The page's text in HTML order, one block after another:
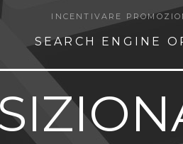
INCENTIVARE
SEARCH ENGINE